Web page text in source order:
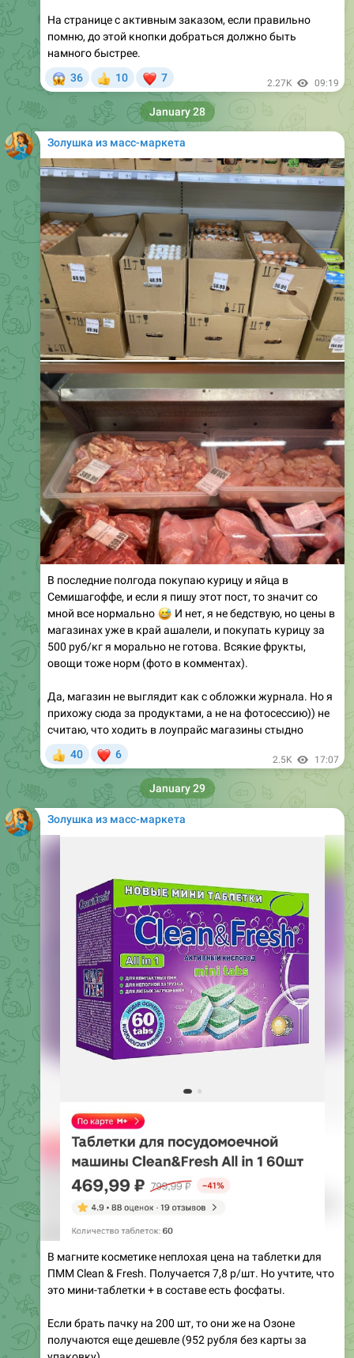
намного быстрее.
36 10
❤
7
Золушка из масс-маркета
В последние полгода покупаю курицу и яйца в
Семишагоффе, и если я пишу этот пост, то значит со
мной все нормально
😅И нет, я не бедствую, но цены в
магазинах уже в край ашалели, и покупать курицу за
500 руб/кг я морально не готова. Всякие фрукты,
овощи тоже норм (фото в комментах).
Да, магазин не выглядит как с обложки журнала. Но я
считаю, что ходить в лоупрайс магазины стыдно
40 6 2.5K
January 28
Золушка из масс-маркета
ПММ Clean & Fresh. Получается 7,8 р/шт. Но учтите, что
это мини-таблетки + в составе есть фосфаты.
Если брать пачку на 200 шт, то они же на Озоне
упаковку).
3